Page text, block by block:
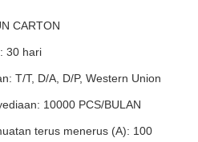
CARTON
30 hari
T/T, D/A, D/P, Western Union
10000 PCS/BULAN
terus menerus (A): 100